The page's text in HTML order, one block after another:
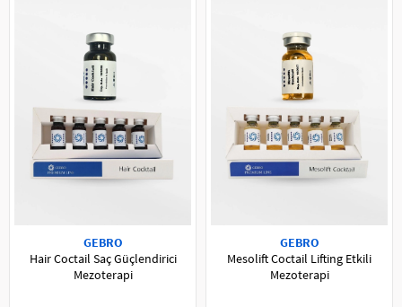
GEBRO
Hair Coctail Saç Güçlendirici
Mezoterapi
GEBRO
Mesolift Coctail Lifting Etkili
Mezoterapi